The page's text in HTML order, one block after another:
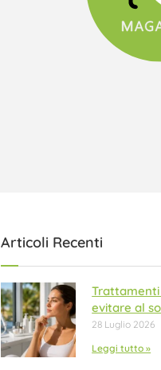
Articoli Recenti
evitare al
28 Luglio 2026
Leggi tutto »